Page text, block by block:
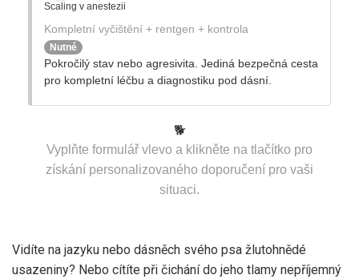
Scaling v anestezii
Kompletní vyčištění + rentgen + kontrola
Nutné
Pokročilý stav nebo agresivita. Jediná bezpečná cesta
pro kompletní léčbu a diagnostiku pod dásní.
🐕
Vyplňte formulář vlevo a klikněte na tlačítko pro
získání personalizovaného doporučení pro vaši
situaci.
Vidíte na jazyku nebo dásněch svého psa žlutohnědé
usazeniny? Nebo cítíte při čichání do jeho tlamy nepříjemný